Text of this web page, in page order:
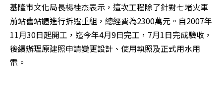
基隆市文化局長楊桂杰表示，這次工程除了針對七堵火車
前站舊站體進行拆遷重組，總經費為2300萬元。自2007年
11月30日起開工，迄今年4月9日完工，7月1日完成驗收，
後續辦理原建照申請變更設計、使用執照及正式用水用
電。